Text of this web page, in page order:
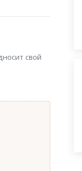
свой